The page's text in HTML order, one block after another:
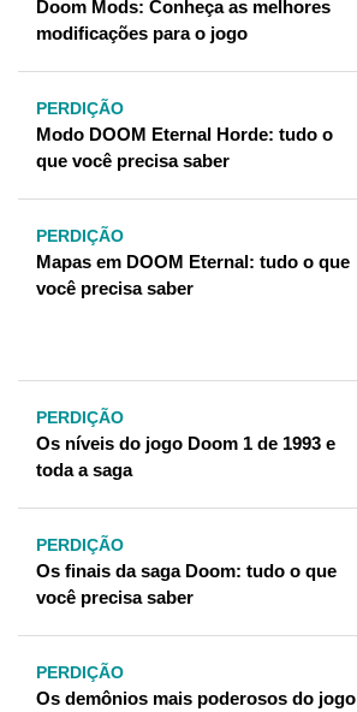
Doom Mods: Conheça as melhores
modificações para o jogo
PERDIÇÃO
Modo DOOM Eternal Horde: tudo o
que você precisa saber
PERDIÇÃO
Mapas em DOOM Eternal: tudo o que
você precisa saber
PERDIÇÃO
Os níveis do jogo Doom 1 de 1993 e
toda a saga
PERDIÇÃO
Os finais da saga Doom: tudo o que
você precisa saber
PERDIÇÃO
Os demônios mais poderosos do jogo